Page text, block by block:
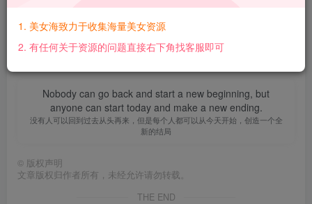
DzB6o0KsvOYg?pwd=8uyr 【提取码】：8uyr【解压密
码】：bv10ghQs@www.mmtuge.com
Nobody can go back and start a new beginning, but
anyone can start today and make a new ending.
没有人可以回到过去从头再来，但是每个人都可以从今天开始，创造一个全
新的结局
© 版权声明
文章版权归作者所有，未经允许请勿转载。
THE END
1. 美女海致力于收集海量美女资源
2. 有任何关于资源的问题直接右下角找客服即可